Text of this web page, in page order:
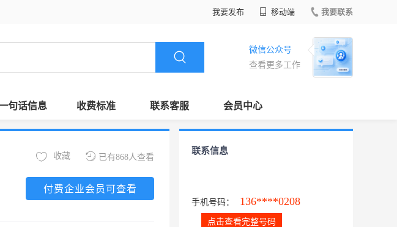
我要发布 移动端 我要联系
微信公众号
查看更多工作
句话信息 收费标准 联系客服 会员中心
已有868人查看
收藏
付费企业会员可查看
联系信息
手机号码： 136****0208
点击查看完整号码